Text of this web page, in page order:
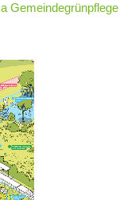
Gemeindegrünpflege